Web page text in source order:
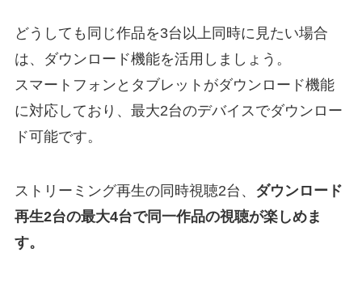
どうしても同じ作品を3台以上同時に見たい場合
は、ダウンロード機能を活用しましょう。
スマートフォンとタブレットがダウンロード機能
に対応しており、最大2台のデバイスでダウンロー
ド可能です。
ストリーミング再生の同時視聴2台、 ダウンロード
再生2台の最大4台で同一作品の視聴が楽しめま
す。